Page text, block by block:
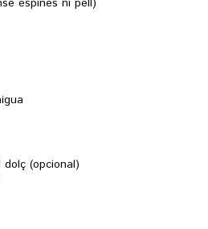
TOTES
TOTES
AGENDA(opcional)